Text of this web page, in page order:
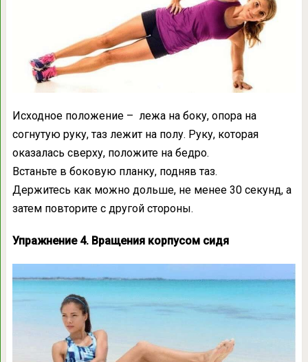
Исходное положение – лежа на боку, опора на
согнутую руку, таз лежит на полу. Руку, которая
оказалась сверху, положите на бедро.
Встаньте в боковую планку, подняв таз.
Держитесь как можно дольше, не менее 30 секунд, а
затем повторите с другой стороны.
Упражнение 4. Вращения корпусом сидя